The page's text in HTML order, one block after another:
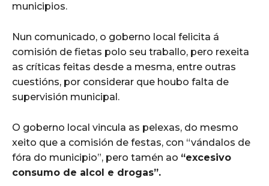
municipios.
Nun comunicado, o goberno local felicita á
comisión de fietas polo seu traballo, pero rexeita
as críticas feitas desde a mesma, entre outras
cuestións, por considerar que houbo falta de
supervisión municipal.
O goberno local vincula as pelexas, do mesmo
xeito que a comisión de festas, con “vándalos de
fóra do municipio”, pero tamén ao “excesivo
consumo de alcol e drogas”.